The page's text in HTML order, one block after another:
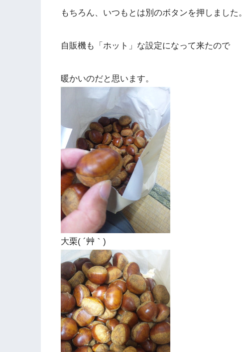
もちろん、いつもとは別のボタンを押しました。
自販機も「ホット」な設定になって来たので
暖かいのだと思います。
大栗( ´艸｀)